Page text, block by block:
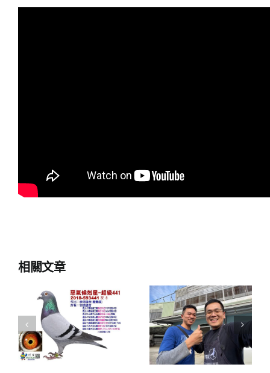
相關文章
2026新里程
碑
2025年溫馨
五月母親節
華山慈善公
益捐發票捐
款抽銘鴿活